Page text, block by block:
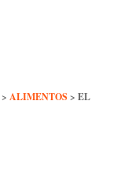
> ALIMENTOS > EL